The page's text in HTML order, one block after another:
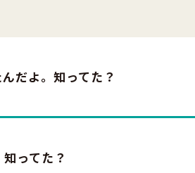
だよ。知ってた？
ってた？